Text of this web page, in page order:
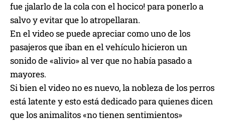
fue ¡jalarlo de la cola con el hocico! para ponerlo a
salvo y evitar que lo atropellaran.
En el video se puede apreciar como uno de los
pasajeros que iban en el vehículo hicieron un
sonido de «alivio» al ver que no había pasado a
mayores.
Si bien el video no es nuevo, la nobleza de los perros
está latente y esto está dedicado para quienes dicen
que los animalitos «no tienen sentimientos»